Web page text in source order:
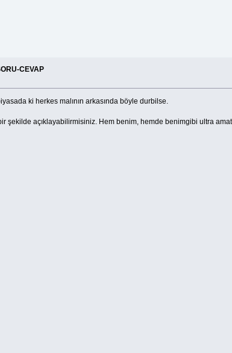
CEVAP
ki herkes malının arkasında böyle durbilse.
şekilde açıklayabilirmisiniz. Hem benim, hemde benimgibi ultra